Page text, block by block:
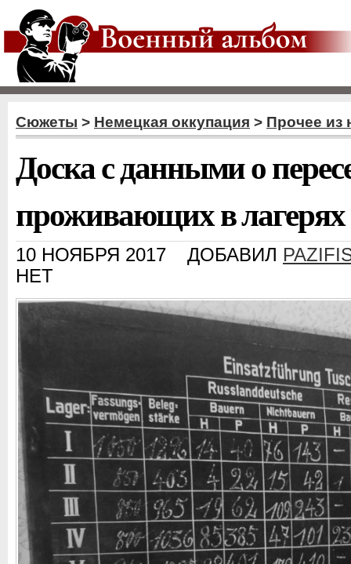
Сюжеты > Немецкая оккупация > Прочее из
Доска с данными о
проживающих в
10 НОЯБРЯ 2017 ДОБАВИЛ
НЕТ